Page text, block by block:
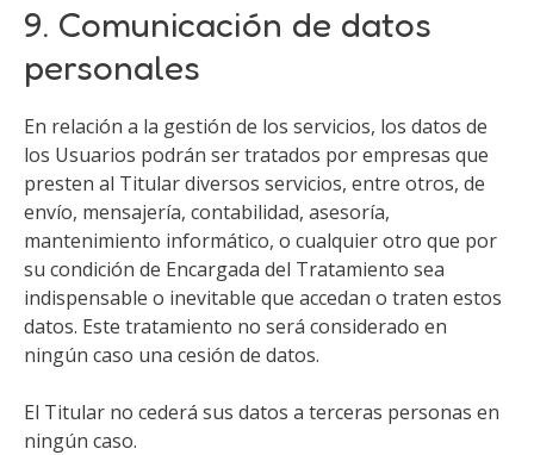
9. Comunicación de datos
personales
En relación a la gestión de los servicios, los datos de
los Usuarios podrán ser tratados por empresas que
presten al Titular diversos servicios, entre otros, de
envío, mensajería, contabilidad, asesoría,
mantenimiento informático, o cualquier otro que por
su condición de Encargada del Tratamiento sea
indispensable o inevitable que accedan o traten estos
datos. Este tratamiento no será considerado en
ningún caso una cesión de datos.
El Titular no cederá sus datos a terceras personas en
ningún caso.